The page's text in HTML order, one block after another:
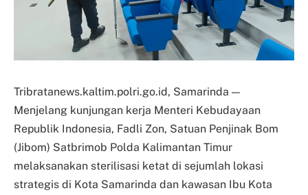
Tribratanews.kaltim.polri.go.id, Samarinda —
Menjelang kunjungan kerja Menteri Kebudayaan
Republik Indonesia, Fadli Zon, Satuan Penjinak Bom
(Jibom) Satbrimob Polda Kalimantan Timur
melaksanakan sterilisasi ketat di sejumlah lokasi
strategis di Kota Samarinda dan kawasan Ibu Kota